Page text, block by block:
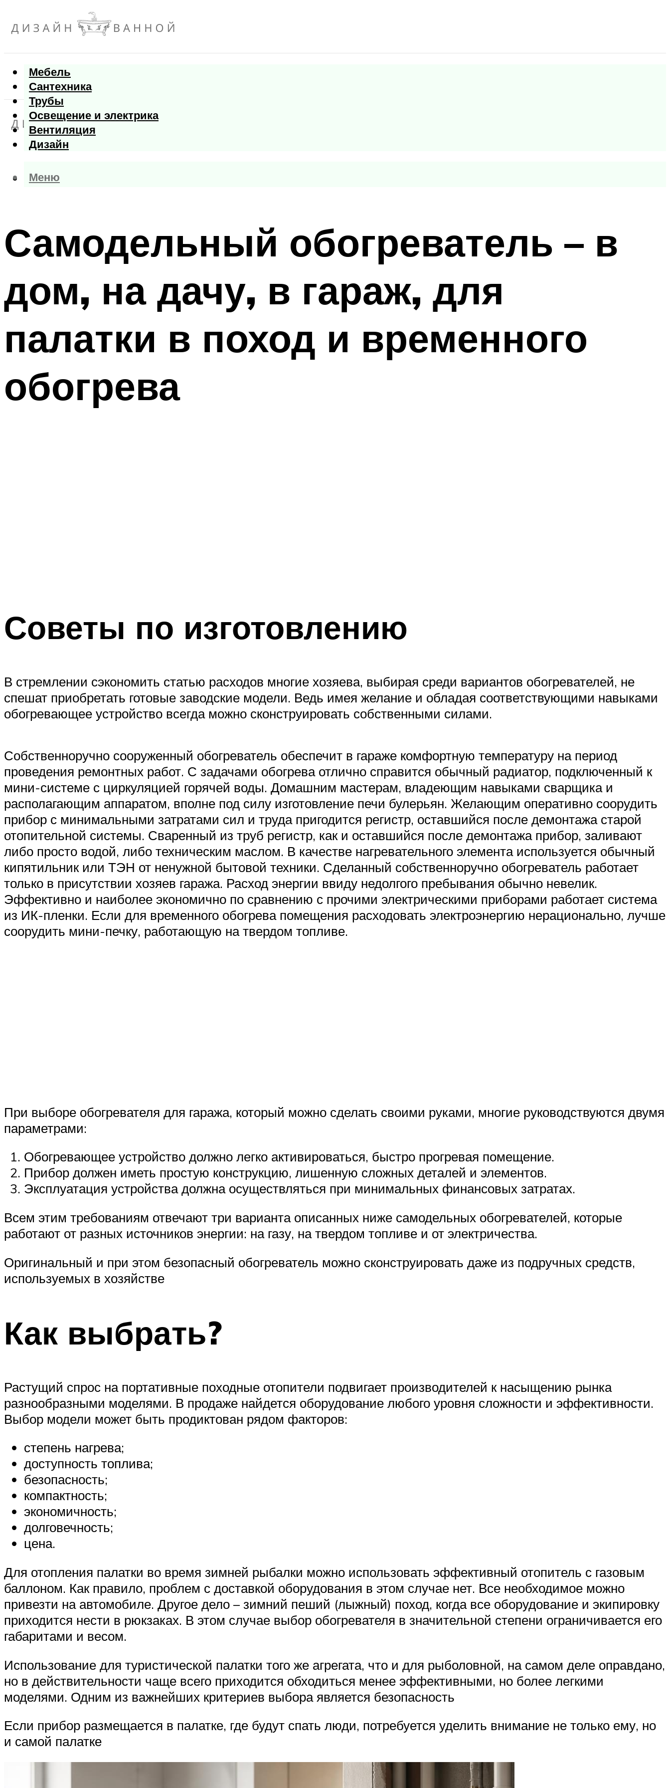
Мебель
Сантехника
Трубы
Освещение и электрика
Вентиляция
Дизайн
Меню
Меню
Самодельный обогреватель – в
дом, на дачу, в гараж, для
палатки в поход и временного
обогрева
Советы по изготовлению
В стремлении сэкономить статью расходов многие хозяева, выбирая среди вариантов обогревателей, не
спешат приобретать готовые заводские модели. Ведь имея желание и обладая соответствующими навыками
обогревающее устройство всегда можно сконструировать собственными силами.
Собственноручно сооруженный обогреватель обеспечит в гараже комфортную температуру на период
проведения ремонтных работ. С задачами обогрева отлично справится обычный радиатор, подключенный к
мини-системе с циркуляцией горячей воды. Домашним мастерам, владеющим навыками сварщика и
располагающим аппаратом, вполне под силу изготовление печи булерьян. Желающим оперативно соорудить
прибор с минимальными затратами сил и труда пригодится регистр, оставшийся после демонтажа старой
отопительной системы. Сваренный из труб регистр, как и оставшийся после демонтажа прибор, заливают
либо просто водой, либо техническим маслом. В качестве нагревательного элемента используется обычный
кипятильник или ТЭН от ненужной бытовой техники. Сделанный собственноручно обогреватель работает
только в присутствии хозяев гаража. Расход энергии ввиду недолгого пребывания обычно невелик.
Эффективно и наиболее экономично по сравнению с прочими электрическими приборами работает система
из ИК-пленки. Если для временного обогрева помещения расходовать электроэнергию нерационально, лучше
соорудить мини-печку, работающую на твердом топливе.
При выборе обогревателя для гаража, который можно сделать своими руками, многие руководствуются двумя
параметрами:
Обогревающее устройство должно легко активироваться, быстро прогревая помещение.
Прибор должен иметь простую конструкцию, лишенную сложных деталей и элементов.
Эксплуатация устройства должна осуществляться при минимальных финансовых затратах.
Всем этим требованиям отвечают три варианта описанных ниже самодельных обогревателей, которые
работают от разных источников энергии: на газу, на твердом топливе и от электричества.
Оригинальный и при этом безопасный обогреватель можно сконструировать даже из подручных средств,
используемых в хозяйстве
Как выбрать?
Растущий спрос на портативные походные отопители подвигает производителей к насыщению рынка
разнообразными моделями. В продаже найдется оборудование любого уровня сложности и эффективности.
Выбор модели может быть продиктован рядом факторов:
степень нагрева;
доступность топлива;
безопасность;
компактность;
экономичность;
долговечность;
цена.
Для отопления палатки во время зимней рыбалки можно использовать эффективный отопитель с газовым
баллоном. Как правило, проблем с доставкой оборудования в этом случае нет. Все необходимое можно
привезти на автомобиле. Другое дело – зимний пеший (лыжный) поход, когда все оборудование и экипировку
приходится нести в рюкзаках. В этом случае выбор обогревателя в значительной степени ограничивается его
габаритами и весом.
Использование для туристической палатки того же агрегата, что и для рыболовной, на самом деле оправдано,
но в действительности чаще всего приходится обходиться менее эффективными, но более легкими
моделями. Одним из важнейших критериев выбора является безопасность
Если прибор размещается в палатке, где будут спать люди, потребуется уделить внимание не только ему, но
и самой палатке